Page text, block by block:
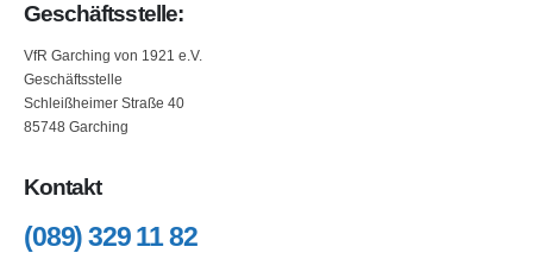
Geschäftsstelle:
VfR Garching von 1921 e.V.
Geschäftsstelle
Schleißheimer Straße 40
85748 Garching
Kontakt
(089) 329 11 82